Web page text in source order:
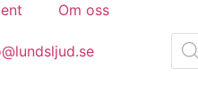
Om oss